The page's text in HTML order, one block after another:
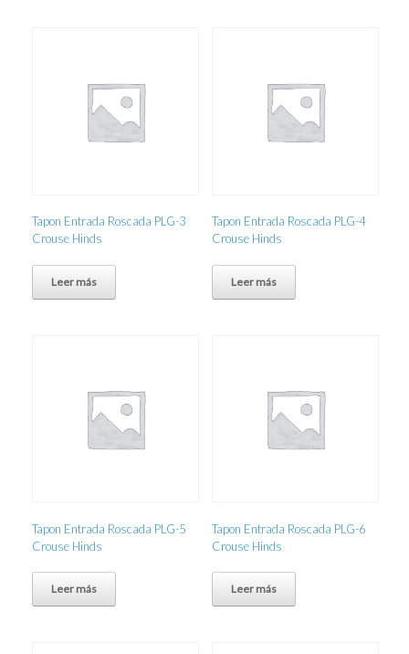
Tapon Entrada Roscada PLG-3
Crouse Hinds
Leer más
Tapon Entrada Roscada PLG-4
Crouse Hinds
Leer más
Tapon Entrada Roscada PLG-5
Crouse Hinds
Leer más
Tapon Entrada Roscada PLG-6
Crouse Hinds
Leer más